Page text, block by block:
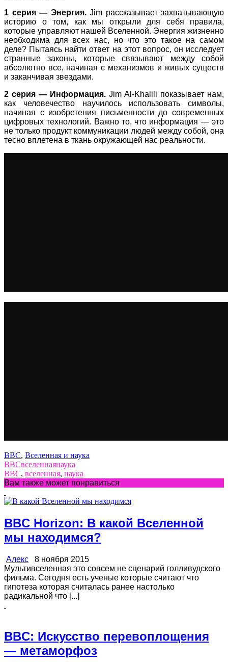
1 серия — Энергия.Jim рассказывает захватывающую
историю о том, как мы открыли для себя правила,
которые управляют нашей Вселенной. Энергия жизненно
необходима для всех нас, но что это такое на самом
деле? Пытаясь найти ответ на этот вопрос, он исследует
странные законы, которые связывают между собой
абсолютно все, начиная с механизмов и живых существ
и заканчивая звездами.
2 серия — Информация. Jim Al-Khalili показывает нам,
как человечество научилось использовать символы,
начиная с изобретения письменности до современных
цифровых технологий. Важно то, что информация — это
не только продукт коммуникации людей между собой, она
тесно вплетена в ткань окружающей нас реальности.
BBC, Вселенная и наука
BBCвселеннаянаука
BBC, вселенная, наука
Вам также может понравиться
BBC Horizon: В какой Вселенной
мы находимся?
Алекс 8 ноября 2015
Мультивселенная это совсем не сценарий голливудского
фильма. Сегодня есть ученые которые считают что
гипотеза которая считалась ранее настолько
радикальной что [...]
BBC: Искусство перевоплощения
— метаморфоз